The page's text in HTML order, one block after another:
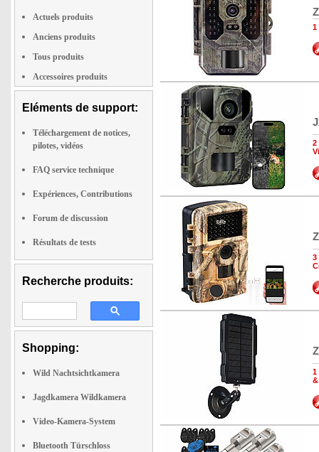
Actuels produits
Anciens produits
Tous produits
Accessoires produits
Eléments de support:
Téléchargement de notices,
pilotes, vidéos
FAQ service technique
Expériences, Contributions
Forum de discussion
Résultats de tests
Recherche produits:
Shopping:
Wild Nachtsichtkamera
Jagdkamera Wildkamera
Video-Kamera-System
Bluetooth Türschloss
1
2
3
1